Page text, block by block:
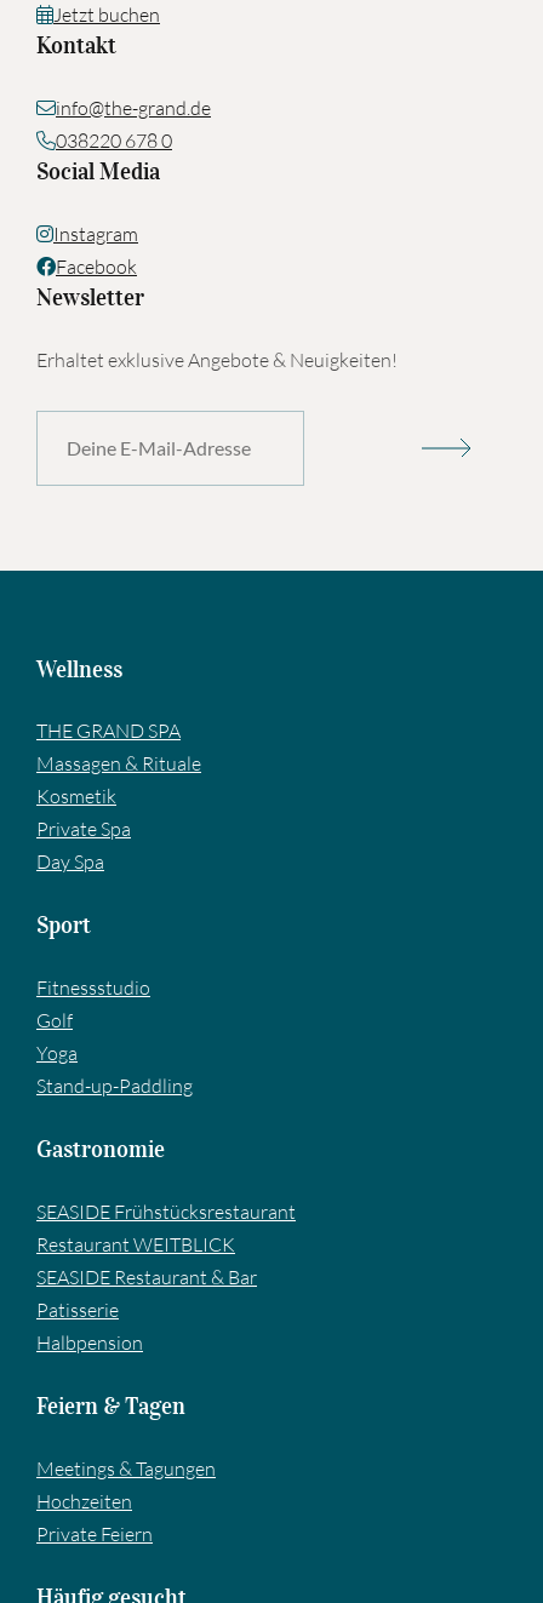
Jetzt buchen
Kontakt
info@the-grand.de
038220 678 0
Social Media
Instagram
Facebook
Newsletter
Erhaltet exklusive Angebote & Neuigkeiten!
Wellness
THE GRAND SPA
Massagen & Rituale
Kosmetik
Private Spa
Day Spa
Sport
Fitnessstudio
Golf
Yoga
Stand-up-Paddling
Gastronomie
SEASIDE Frühstücksrestaurant
Restaurant WEITBLICK
SEASIDE Restaurant & Bar
Pa­tis­se­rie
Halbpension
Feiern & Tagen
Meetings & Tagungen
Hochzeiten
Private Feiern